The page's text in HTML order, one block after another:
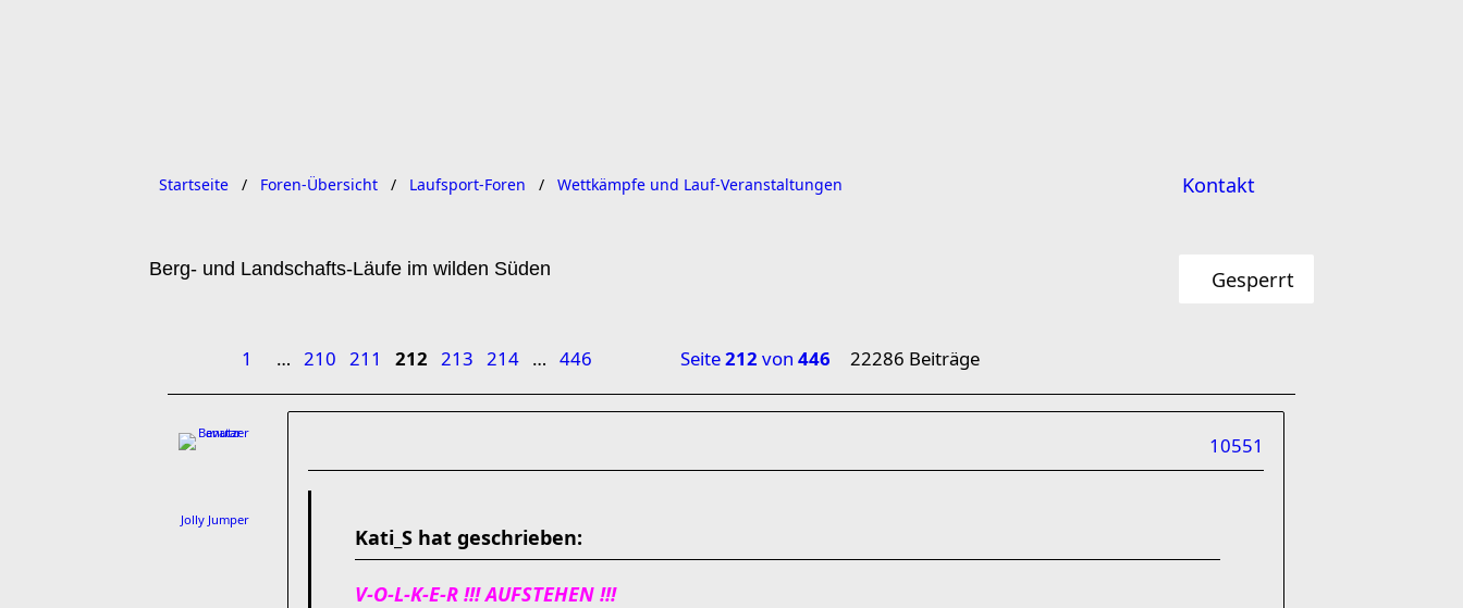
Kontakt
Startseite Foren-Übersicht Laufsport-Foren Wettkämpfe und Lauf-Veranstaltungen
Berg- und Landschafts-Läufe im wilden Süden Gesperrt
1 … 210 211 212 213 214 … 446 Seite212 von 446 22286 Beiträge
Jolly Jumper
10551
Kati_S hat geschrieben:
V-O-L-K-E-R !!! AUFSTEHEN !!!